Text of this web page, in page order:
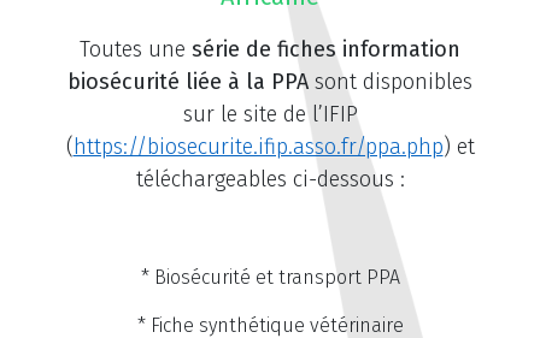
Toutes une série de fiches information
biosécurité liée à la PPA sont disponibles
sur le site de l’IFIP
(https://biosecurite.ifip.asso.fr/ppa.php) et
téléchargeables ci-dessous :
* Biosécurité et transport PPA
* Fiche synthétique vétérinaire